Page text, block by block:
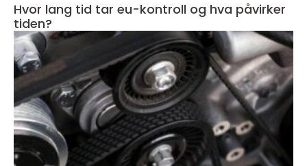
Hvor lang tid tar eu-kontroll og hva påvirker
tiden?